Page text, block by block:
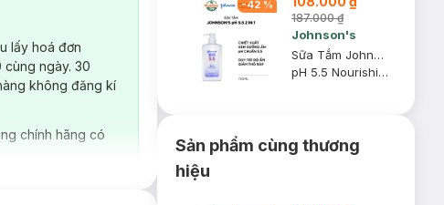
lấy hoá đơn
ngày. 30
không đăng kí
chính hãng có
-42 %
187.000 ₫
Johnson's
Sữa Tắm Johnson's Adult 2 Trong 1 Cấp Ẩm Cho Người Lớn 750ml
pH 5.5 Nourishing Body Wash With Moisturizers
Sản phẩm cùng thương
hiệu